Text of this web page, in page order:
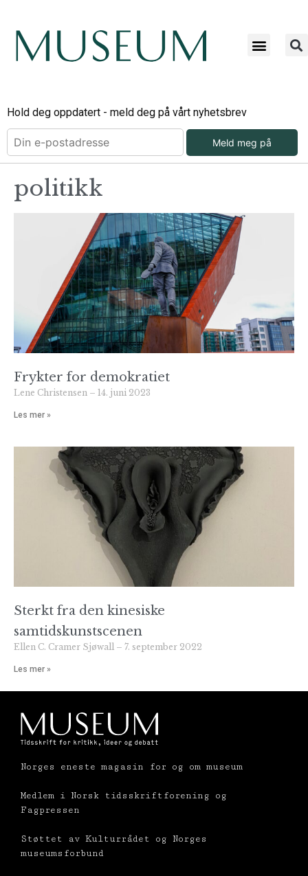
Hold deg oppdatert - meld deg på vårt nyhetsbrev
Meld meg på
politikk
Frykter for demokratiet
Lene Christensen 14. juni 2023
Les mer »
Sterkt fra den kinesiske
samtidskunstscenen
Ellen C. Cramer Sjøwall 7. september 2022
Les mer »
Norges eneste magasin for og om museum
Medlem i Norsk tidsskriftforening og
Fagpressen
Støttet av Kulturrådet og Norges
museumsforbund